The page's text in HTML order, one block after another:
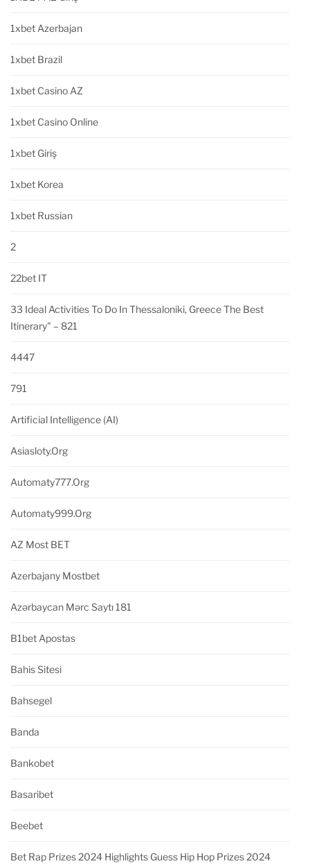
1xbet Azerbajan
1xbet Brazil
1xbet Casino AZ
1xbet Casino Online
1xbet Giriş
1xbet Korea
1xbet Russian
2
22bet IT
33 Ideal Activities To Do In Thessaloniki, Greece The Best
Itinerary" – 821
4447
791
Artificial Intelligence (AI)
Asiasloty.org
Automaty777.org
Automaty999.org
AZ Most BET
Azerbajany Mostbet
Azərbaycan Mərc Saytı 181
B1bet Apostas
Bahis Sitesi
Bahsegel
Banda
Bankobet
Basaribet
Beebet
Bet Rap Prizes 2024 Highlights Guess Hip Hop Prizes 2024